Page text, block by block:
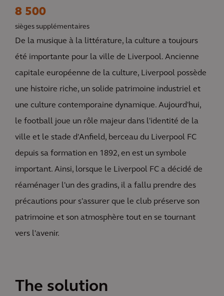
8 500
sièges supplémentaires
De la musique à la littérature, la culture a toujours
été importante pour la ville de Liverpool. Ancienne
capitale européenne de la culture, Liverpool possède
une histoire riche, un solide patrimoine industriel et
une culture contemporaine dynamique. Aujourd'hui,
le football joue un rôle majeur dans l'identité de la
ville et le stade d'Anfield, berceau du Liverpool FC
depuis sa formation en 1892, en est un symbole
important. Ainsi, lorsque le Liverpool FC a décidé de
réaménager l'un des gradins, il a fallu prendre des
précautions pour s'assurer que le club préserve son
patrimoine et son atmosphère tout en se tournant
vers l'avenir.
The solution